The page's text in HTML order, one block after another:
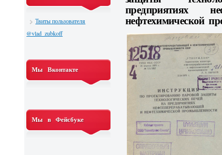
предприятиях
нефтехимической
Твиты пользователя
@vlad_zubkoff
Мы Вконтакте
Мы в Фейсбуке